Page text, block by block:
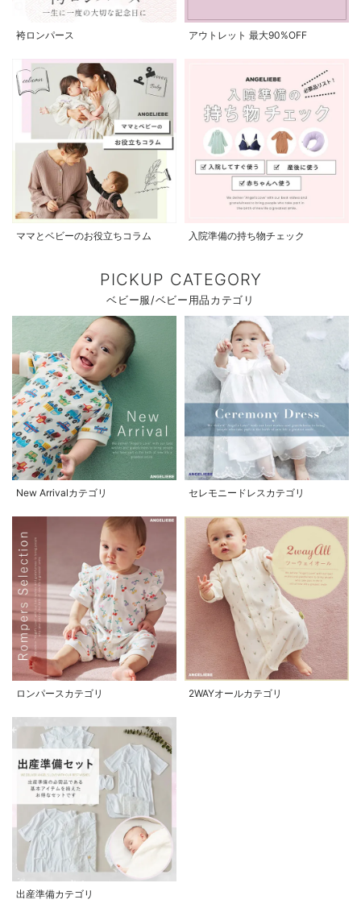
袴ロンパース アウトレット 最大90%OFF
ママとベビーのお役立ちコラム 入院準備の持ち物チェック
PICKUP CATEGORY
ベビー服/ベビー用品カテゴリ
New Arrivalカテゴリ セレモニードレスカテゴリ
ロンパースカテゴリ 2WAYオールカテゴリ
出産準備カテゴリ